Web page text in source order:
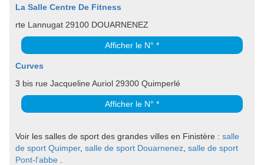
La Salle Centre De Fitness
rte Lannugat 29100 DOUARNENEZ
Afficher le N° *
Curves
3 bis rue Jacqueline Auriol 29300 Quimperlé
Afficher le N° *
Voir les salles de sport des grandes villes en Finistère : salle
de sport Quimper, salle de sport Douarnenez salle de sport
Pont-l'abbe